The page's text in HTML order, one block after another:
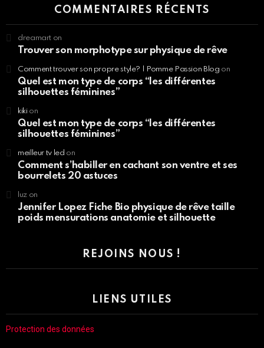
COMMENTAIRES RÉCENTS
dreamart on
Trouver son morphotype sur physique de rêve
Comment trouver son propre style? | Pomme Passion Blog on
Quel est mon type de corps “les différentes
silhouettes féminines”
kikion
Quel est mon type de corps “les différentes
silhouettes féminines”
meilleur tv led on
Comment s’habiller en cachant son ventre et ses
bourrelets 20 astuces
luzon
Jennifer Lopez Fiche Bio physique de rêve taille
poids mensurations anatomie et silhouette
REJOINS NOUS !
LIENS UTILES
Protection des données